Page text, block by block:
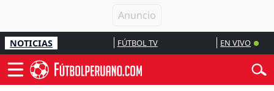
NOTICIAS FÚTBOL TV EN VIVO